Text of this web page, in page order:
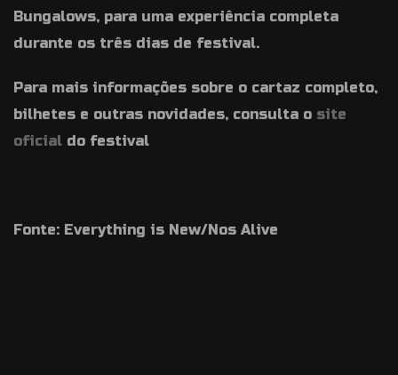
Bungalows, para uma experiência completa
durante os três dias de festival.
Para mais informações sobre o cartaz completo,
bilhetes e outras novidades, consulta o site
oficial do festival
Fonte: Everything is New/Nos Alive